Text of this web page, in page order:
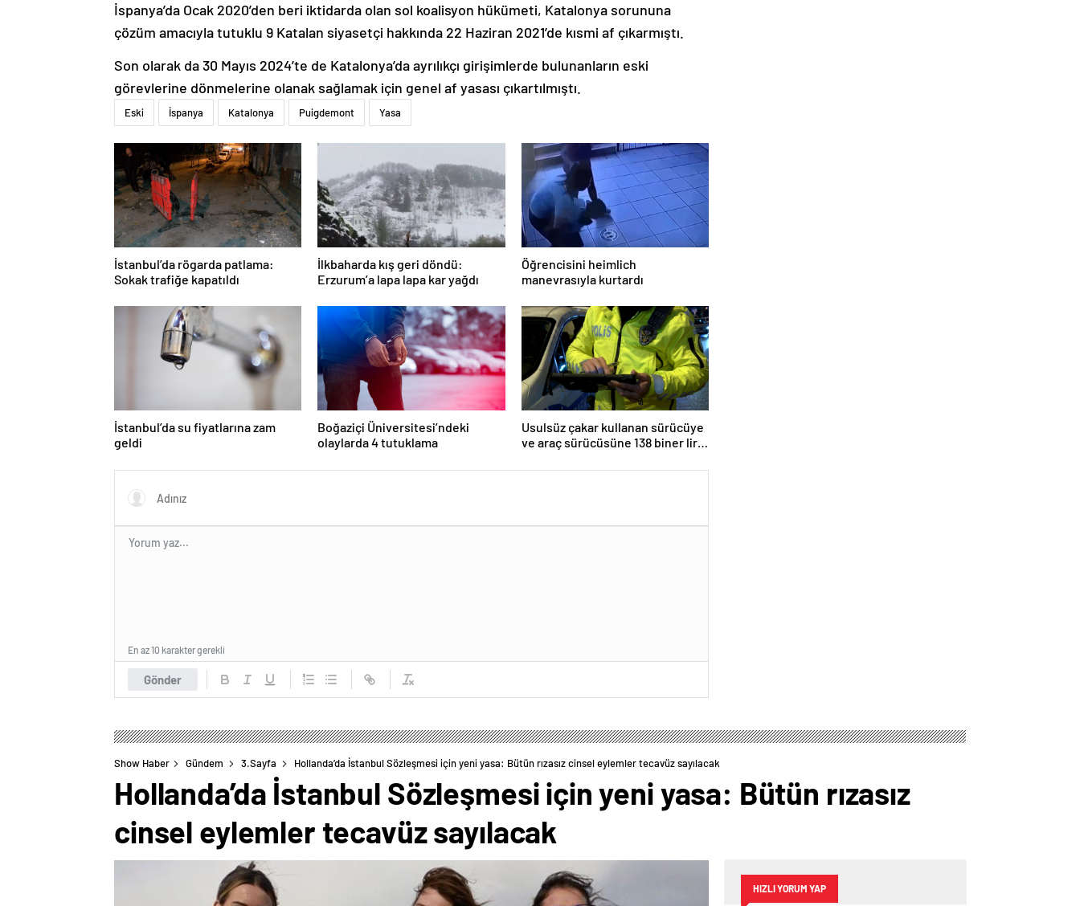
İspanya’da Ocak 2020’den beri iktidarda olan sol koalisyon hükümeti, Katalonya sorununa
çözüm amacıyla tutuklu 9 Katalan siyasetçi hakkında 22 Haziran 2021’de kısmi af çıkarmıştı.
Son olarak da 30 Mayıs 2024’te de Katalonya’da ayrılıkçı girişimlerde bulunanların eski
görevlerine dönmelerine olanak sağlamak için genel af yasası çıkartılmıştı.
Eski İspanya Katalonya Puigdemont Yasa
İstanbul’da rögarda patlama:
Sokak trafiğe kapatıldı
İlkbaharda kış geri döndü:
Erzurum’a lapa lapa kar yağdı
Öğrencisini heimlich
manevrasıyla kurtardı
İstanbul’da su fiyatlarına zam
geldi
Boğaziçi Üniversitesi’ndeki
olaylarda 4 tutuklama
Usulsüz çakar kullanan sürücüye
ve araç sürücüsüne 138 biner lira
Gönder
En az 10 karakter gerekli
Show Haber Gündem 3.Sayfa Hollanda’da İstanbul Sözleşmesi için yeni yasa: Bütün rızasız cinsel eylemler tecavüz sayılacak
Hollanda’da İstanbul Sözleşmesi için yeni yasa: Bütün rızasız
cinsel eylemler tecavüz sayılacak
HIZLI YORUM YAP